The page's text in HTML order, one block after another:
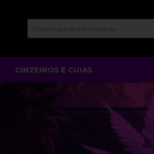
CINZEIROS E CUIAS